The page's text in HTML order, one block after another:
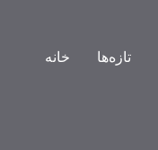
تازه‌ها خانه